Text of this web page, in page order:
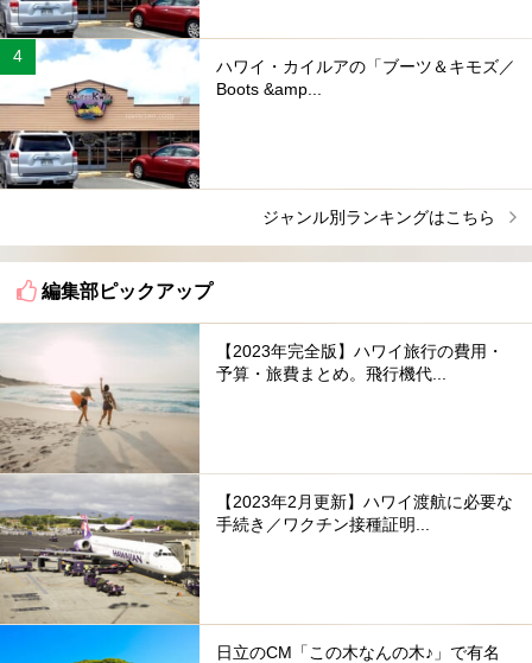
ハワイ・カイルアの「ブーツ＆キモズ／
Boots &amp...
ジャンル別ランキングはこちら
編集部ピックアップ
【2023年完全版】ハワイ旅行の費用・
予算・旅費まとめ。飛行機代...
【2023年2月更新】ハワイ渡航に必要な
手続き／ワクチン接種証明...
日立のCM「この木なんの木♪」で有名